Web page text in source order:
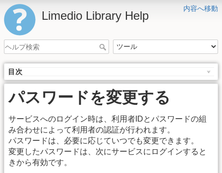
内容へ移動
Limedio Library Help
目次
パスワードを変更する
サービスへのログイン時は、利用者IDとパスワードの組
み合わせによって利用者の認証が行われます。
パスワードは、必要に応じていつでも変更できます。
変更したパスワードは、次にサービスにログインすると
きから有効です。